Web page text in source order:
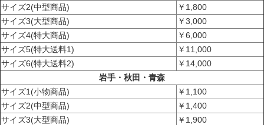
サイズ2(中型商品)
￥1,800
サイズ3(大型商品)
￥3,000
サイズ4(特大商品)
￥6,000
サイズ5(特大送料1)
￥11,000
サイズ6(特大送料2)
￥14,000
岩手・秋田・青森
サイズ1(小物商品)
￥1,100
サイズ2(中型商品)
￥1,400
サイズ3(大型商品)
￥1,900